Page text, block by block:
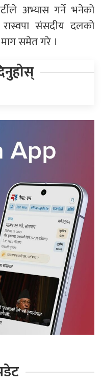
अभ्यास गर्ने भनेको
रास्वपा संसदीय दलको
माग समेत गरे ।